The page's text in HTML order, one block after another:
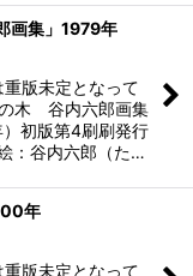
画集」1979年
版未定となって
木 谷内六郎画集
初版第4刷刷発行
：谷内六郎（た…
年
版未定となって